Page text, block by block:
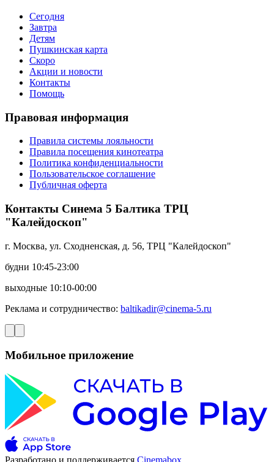
Сегодня
Завтра
Детям
Пушкинская карта
Скоро
Акции и новости
Контакты
Помощь
Правовая информация
Правила системы лояльности
Правила посещения кинотеатра
Политика конфиденциальности
Пользовательское соглашение
Публичная оферта
Контакты Синема 5 Балтика ТРЦ
"Калейдоскоп"
г. Москва, ул. Сходненская, д. 56, ТРЦ "Калейдоскоп"
будни 10:45-23:00
выходные 10:10-00:00
Реклама и сотрудничество: baltikadir@cinema-5.ru
Мобильное приложение
Разработано и поддерживается Cinemabox